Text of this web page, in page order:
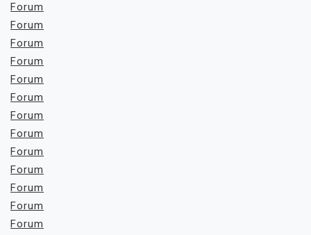
Forum
Forum
Forum
Forum
Forum
Forum
Forum
Forum
Forum
Forum
Forum
Forum
Forum